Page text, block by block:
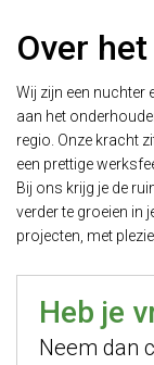
Over
Wij zijn een nuchter
aan het
regio. Onze kracht
een prettige
Bij ons krijg je de
verder te groeien in
projecten, met
Heb je
Neem dan